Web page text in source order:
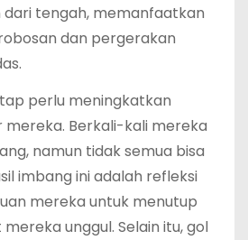
tengah, memanfaatkan
dan pergerakan
perlu meningkatkan
mereka. Berkali-kali mereka
namun tidak semua bisa
imbang ini adalah refleksi
mereka untuk menutup
unggul. Selain itu, gol